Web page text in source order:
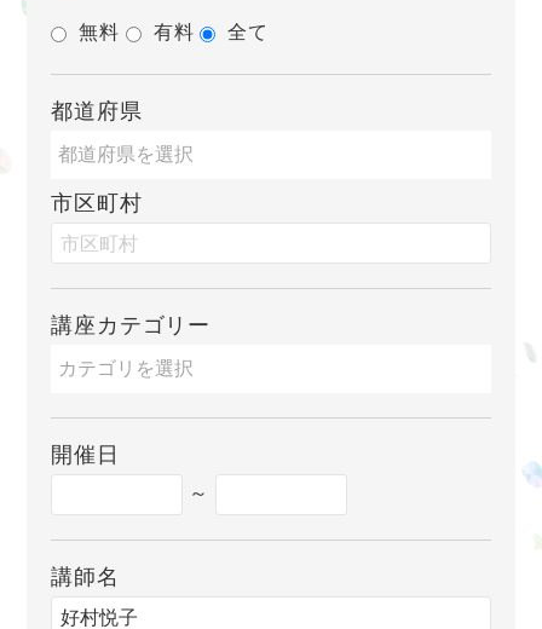
無料 有料 全て
都道府県
市区町村
講座カテゴリー
開催日
～
講師名